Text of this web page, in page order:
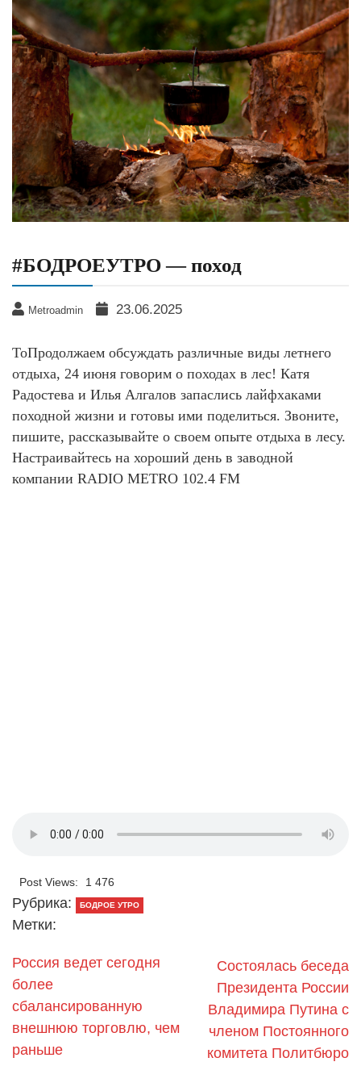
#БОДРОЕУТРО — поход
Metroadmin 23.06.2025
ТоПродолжаем обсуждать различные виды летнего
отдыха, 24 июня говорим о походах в лес! Катя
Радостева и Илья Алгалов запаслись лайфхаками
походной жизни и готовы ими поделиться. Звоните,
пишите, рассказывайте о своем опыте отдыха в лесу.
Настраивайтесь на хороший день в заводной
компании RADIO METRO 102.4 FM
Post Views: 1 476
Рубрика: БОДРОЕ УТРО
Метки:
Россия ведет сегодня
более
сбалансированную
внешнюю торговлю, чем
раньше
Состоялась беседа
Президента России
Владимира Путина с
членом Постоянного
комитета Политбюро